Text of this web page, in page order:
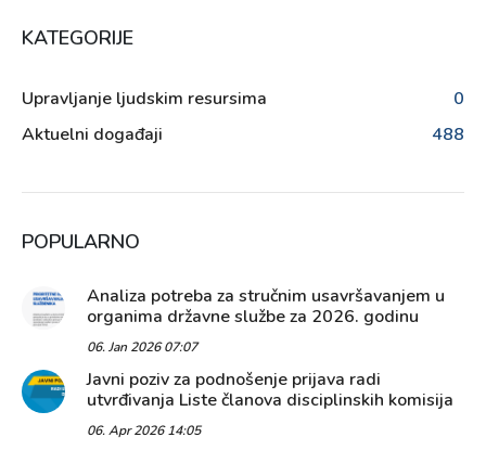
KATEGORIJE
Upravljanje ljudskim resursima
0
Aktuelni događaji
488
POPULARNO
Analiza potreba za stručnim usavršavanjem u
organima državne službe za 2026. godinu
06. Jan 2026 07:07
Javni poziv za podnošenje prijava radi
utvrđivanja Liste članova disciplinskih komisija
06. Apr 2026 14:05